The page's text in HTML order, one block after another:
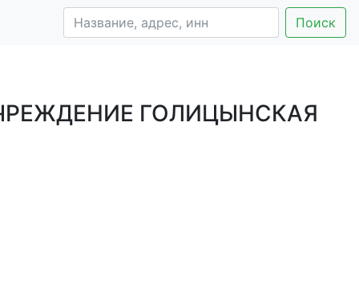
Поиск
ГОЛИЦЫНСКАЯ